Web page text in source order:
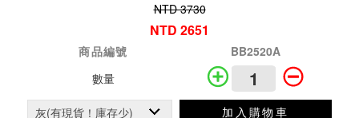
NTD 3730
NTD 2651
商品編號
BB2520A
數量
加入購物車